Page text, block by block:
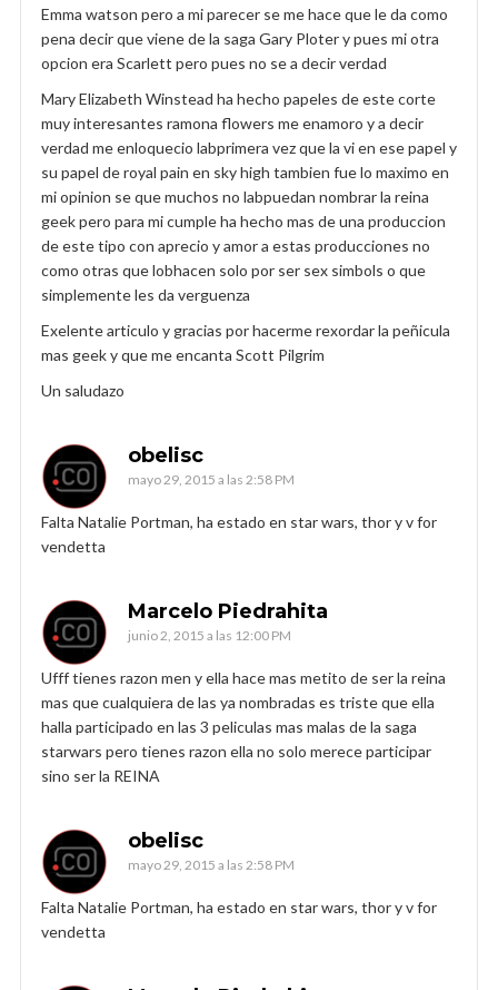
Emma watson pero a mi parecer se me hace que le da como
pena decir que viene de la saga Gary Ploter y pues mi otra
opcion era Scarlett pero pues no se a decir verdad
Mary Elizabeth Winstead ha hecho papeles de este corte
muy interesantes ramona flowers me enamoro y a decir
verdad me enloquecio labprimera vez que la vi en ese papel y
su papel de royal pain en sky high tambien fue lo maximo en
mi opinion se que muchos no labpuedan nombrar la reina
geek pero para mi cumple ha hecho mas de una produccion
de este tipo con aprecio y amor a estas producciones no
como otras que lobhacen solo por ser sex simbols o que
simplemente les da verguenza
Exelente articulo y gracias por hacerme rexordar la peñicula
mas geek y que me encanta Scott Pilgrim
Un saludazo
obelisc
mayo 29, 2015 a las 2:58 PM
Falta Natalie Portman, ha estado en star wars, thor y v for
vendetta
Marcelo Piedrahita
junio 2, 2015 a las 12:00 PM
Ufff tienes razon men y ella hace mas metito de ser la reina
mas que cualquiera de las ya nombradas es triste que ella
halla participado en las 3 peliculas mas malas de la saga
starwars pero tienes razon ella no solo merece participar
sino ser la REINA
obelisc
mayo 29, 2015 a las 2:58 PM
Falta Natalie Portman, ha estado en star wars, thor y v for
vendetta